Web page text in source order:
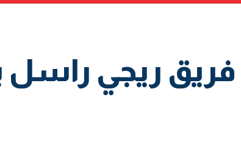
ريجي راسل